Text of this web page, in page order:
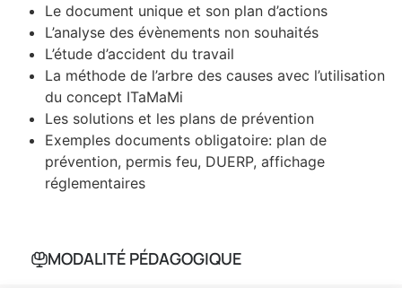
MODALITÉ PÉDAGOGIQUE
Le document unique et son plan d’actions
L’analyse des évènements non souhaités
L’étude d’accident du travail
La méthode de l’arbre des causes avec l’utilisation
du concept ITaMaMi
Les solutions et les plans de prévention
Exemples documents obligatoire: plan de
prévention, permis feu, DUERP, affichage
réglementaires